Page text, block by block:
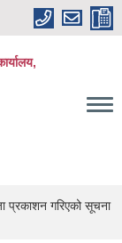
प्रकाशन गरिएको सूचना